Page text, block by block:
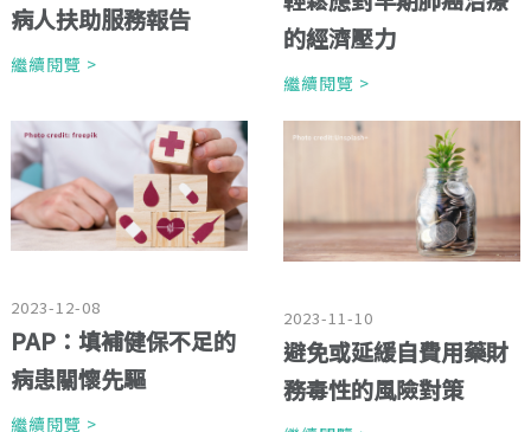
病人扶助服務報告
繼續閱覽 >
的經濟壓力
繼續閱覽 >
2023-12-08
PAP：填補健保不足的
病患關懷先驅
繼續閱覽 >
2023-11-10
避免或延緩自費用藥財
務毒性的風險對策